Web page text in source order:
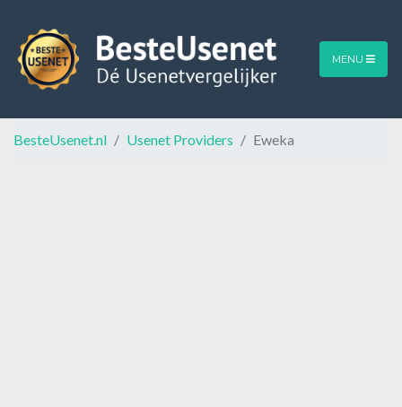
MENU
BesteUsenet.nl Usenet Providers Eweka